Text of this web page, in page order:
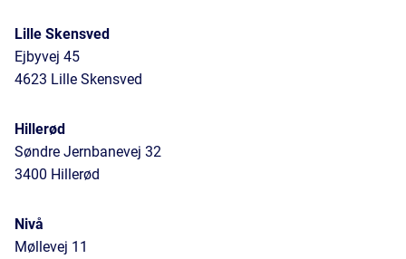
Lille Skensved
Ejbyvej 45
4623 Lille Skensved
Hillerød
Søndre Jernbanevej 32
3400 Hillerød
Nivå
Møllevej 11